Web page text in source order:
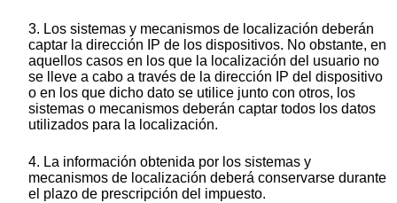
3. Los sistemas y mecanismos de localización deberán
captar la dirección IP de los dispositivos. No obstante, en
aquellos casos en los que la localización del usuario no
se lleve a cabo a través de la dirección IP del dispositivo
o en los que dicho dato se utilice junto con otros, los
sistemas o mecanismos deberán captar todos los datos
utilizados para la localización.
4. La información obtenida por los sistemas y
mecanismos de localización deberá conservarse durante
el plazo de prescripción del impuesto.